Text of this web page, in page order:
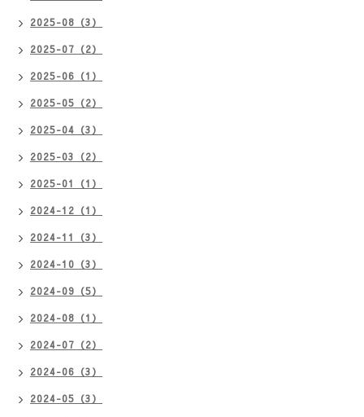
2025-08（3）
2025-07（2）
2025-06（1）
2025-05（2）
2025-04（3）
2025-03（2）
2025-01（1）
2024-12（1）
2024-11（3）
2024-10（3）
2024-09（5）
2024-08（1）
2024-07（2）
2024-06（3）
2024-05（3）